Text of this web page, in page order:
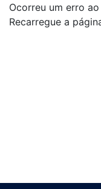
Ocorreu um erro
Recarregue a